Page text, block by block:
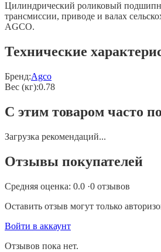
Цилиндрический роликовый
трансмиссии, приводе и валах
AGCO.
Технические
Бренд:Agco
Вес (кг):0.78
С этим товаром часто
Загрузка рекомендаций...
Отзывы покупателей
Средняя оценка: 0.0 ·0 отзывов
Оставить отзыв могут только
Войти в аккаунт
Отзывов пока нет.